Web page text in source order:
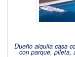
Dueño alquila casa
con parque, pileta,